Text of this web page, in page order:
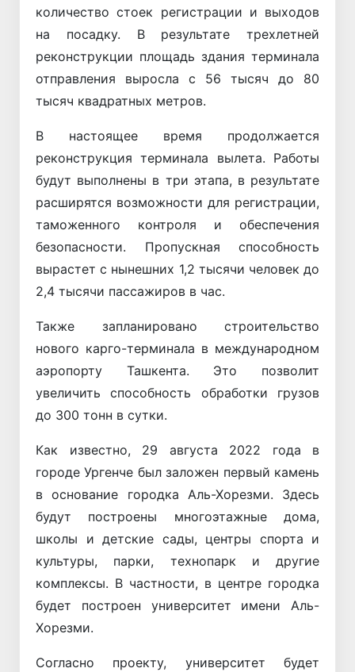
количество стоек регистрации и выходов
на посадку. В результате трехлетней
реконструкции площадь здания терминала
отправления выросла с 56 тысяч до 80
тысяч квадратных метров.
В настоящее время продолжается
реконструкция терминала вылета. Работы
будут выполнены в три этапа, в результате
расширятся возможности для регистрации,
таможенного контроля и обеспечения
безопасности. Пропускная способность
вырастет с нынешних 1,2 тысячи человек до
2,4 тысячи пассажиров в час.
Также запланировано строительство
нового карго-терминала в международном
аэропорту Ташкента. Это позволит
увеличить способность обработки грузов
до 300 тонн в сутки.
Как известно, 29 августа 2022 года в
городе Ургенче был заложен первый камень
в основание городка Аль-Хорезми. Здесь
будут построены многоэтажные дома,
школы и детские сады, центры спорта и
культуры, парки, технопарк и другие
комплексы. В частности, в центре городка
будет построен университет имени Аль-
Хорезми.
Согласно проекту, университет будет